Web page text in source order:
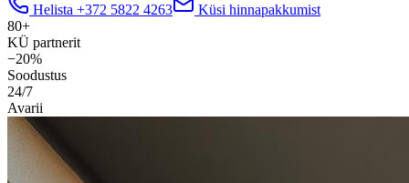
Helista +372 5822 4263
Küsi hinnapakkumist
80+
KÜ partnerit
−20%
Soodustus
24/7
Avarii